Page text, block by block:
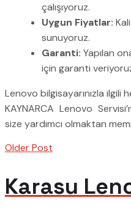
çalışıyoruz.
Uygun Fiyatlar:
sunuyoruz.
Garanti: Yapılan
için garanti
Lenovo bilgisayarınızla ilgili
KAYNARCA Lenovo
size yardımcı olmaktan
Older Post
Karasu